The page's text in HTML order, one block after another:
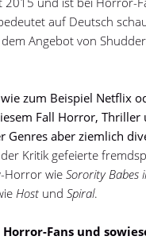
auf Deutsch
Angebot von
zum Beispiel Netflix
Fall Horror, Thriller
Genres aber ziemlich
Kritik gefeierte
Horror wieSorority Babes
Host undSpiral.
Fans und